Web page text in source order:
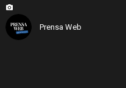
Prensa Web